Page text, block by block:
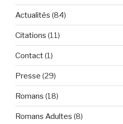
Actualités (84)
Citations (11)
Contact(1)
Presse (29)
Romans (18)
Romans Adultes (8)